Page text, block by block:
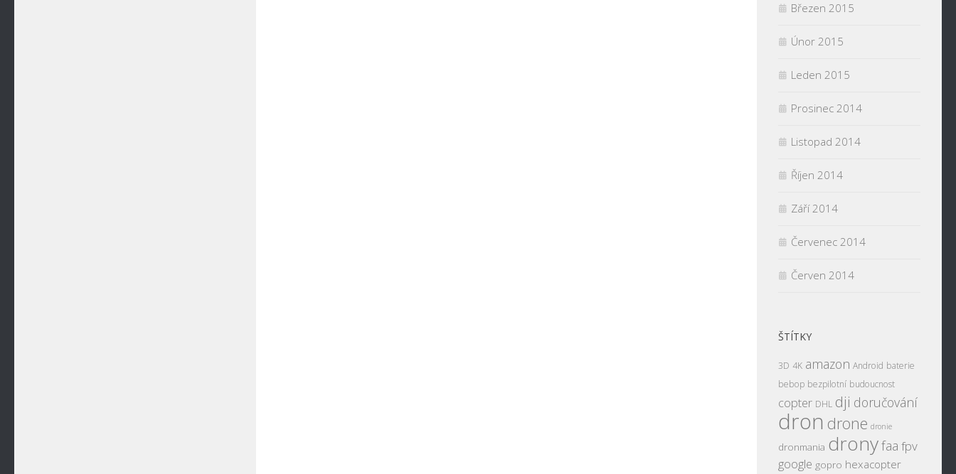
Březen 2015
Únor 2015
Leden 2015
Prosinec 2014
Listopad 2014
Říjen 2014
Září 2014
Červenec 2014
Červen 2014
ŠTÍTKY
3D 4K amazon Android baterie
bebop bezpilotní budoucnost
copter DHL dji doručování
dron drone dronie
dronmania dronyfaa fpv
google gopro hexacopter